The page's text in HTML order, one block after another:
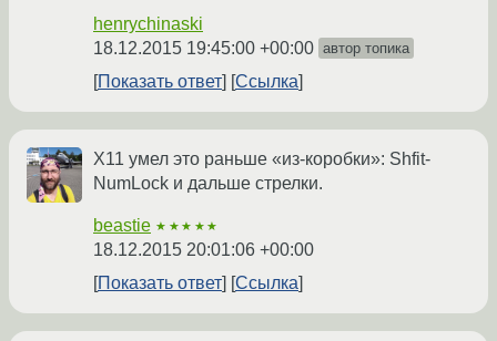
henrychinaski
18.12.2015 19:45:00 +00:00 автор топика
Показать ответ Ссылка
X11 умел это раньше «из-коробки»: Shfit-
NumLock и дальше стрелки.
beastie ★★★★★
18.12.2015 20:01:06 +00:00
Показать ответ
Ссылка